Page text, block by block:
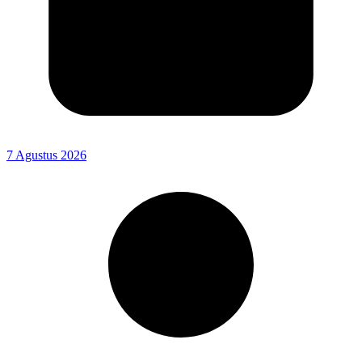
7 Agustus 2026